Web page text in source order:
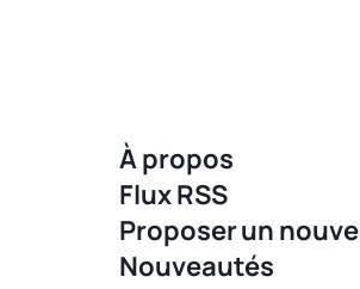
À propos
Flux RSS
Proposer un
Nouveautés